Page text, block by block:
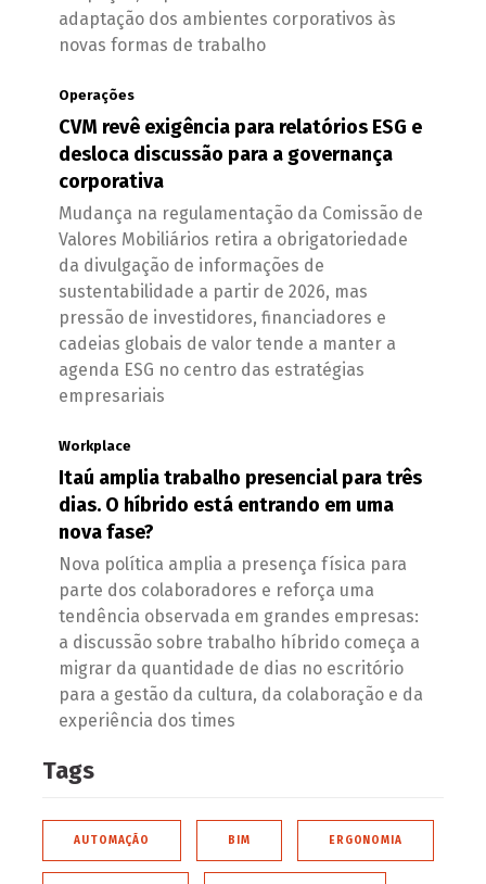
adaptação dos ambientes corporativos às
novas formas de trabalho
Operações
CVM revê exigência para relatórios ESG e
desloca discussão para a governança
corporativa
Mudança na regulamentação da Comissão de
Valores Mobiliários retira a obrigatoriedade
da divulgação de informações de
sustentabilidade a partir de 2026, mas
pressão de investidores, financiadores e
cadeias globais de valor tende a manter a
agenda ESG no centro das estratégias
empresariais
Workplace
Itaú amplia trabalho presencial para três
dias. O híbrido está entrando em uma
nova fase?
Nova política amplia a presença física para
parte dos colaboradores e reforça uma
tendência observada em grandes empresas:
a discussão sobre trabalho híbrido começa a
migrar da quantidade de dias no escritório
para a gestão da cultura, da colaboração e da
experiência dos times
Tags
AUTOMAÇÃO BIM ERGONOMIA